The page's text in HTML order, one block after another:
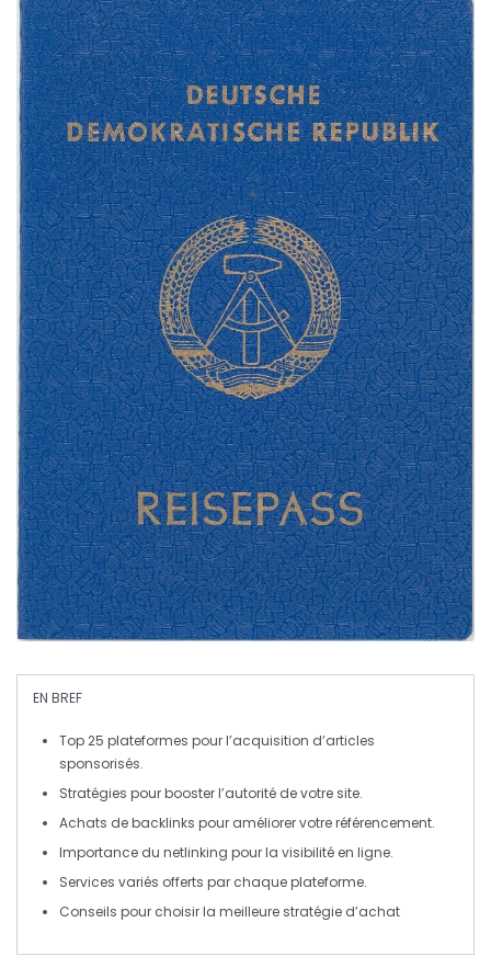
EN BREF
Top25 plateformes pour l’acquisition d’articles
sponsorisés.
Stratégies pourboosterl’autorité de votre site.
Achats debacklinks pour améliorer votreréférencement.
Importance du netlinking pour la visibilité en ligne.
Services variés offerts par chaqueplateforme.
Conseils pour choisir la meilleure stratégie d’achat